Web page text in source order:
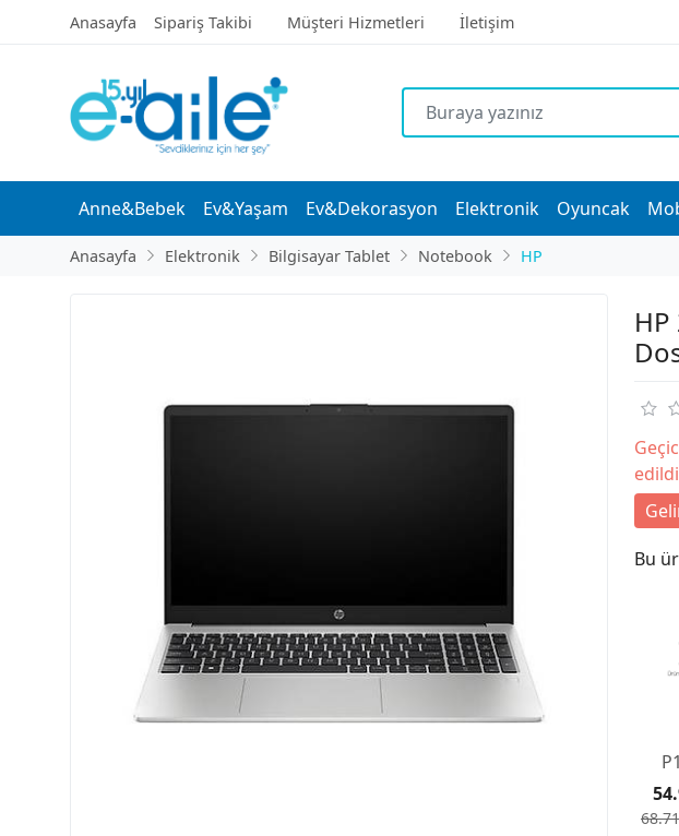
Anasayfa Sipariş Takibi Müşteri Hizmetleri İletişim
Anne&Bebek Ev&Yaşam Ev&Dekorasyon Elektronik Oyuncak
Anasayfa Elektronik Bilgisayar Tablet Notebook HP
Bu